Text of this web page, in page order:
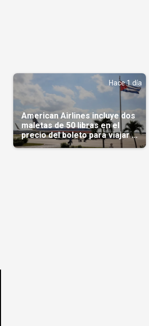
Hace 1 día
American Airlines incluye dos
maletas de 50 libras en el
precio del boleto para viajar a
Cuba en agosto